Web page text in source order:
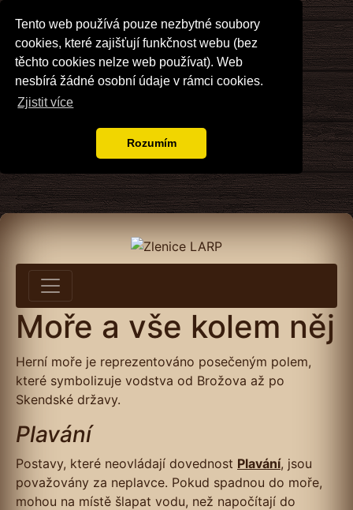
Tento web používá pouze nezbytné soubory
cookies, které zajišťují funkčnost webu (bez
těchto cookies nelze web používat). Web
nesbírá žádné osobní údaje v rámci cookies.
Zjistit více
Rozumím
Moře a vše kolem něj
Herní moře je reprezentováno posečeným polem,
které symbolizuje vodstva od Brožova až po
Skendské državy.
Plavání
Postavy, které neovládají dovednost Plavání, jsou
považovány za neplavce. Pokud spadnou do moře,
mohou na místě šlapat vodu, než napočítají do